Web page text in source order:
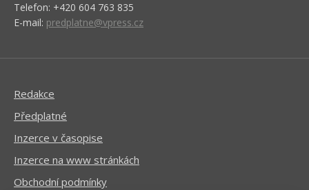
Telefon: +420 604 763 835
E-mail: predplatne@vpress.cz
Redakce
Předplatné
Inzerce v časopise
Inzerce na www stránkách
Obchodní podmínky